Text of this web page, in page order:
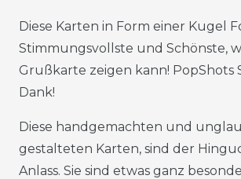
Diese Karten in Form einer Kugel
Stimmungsvollste und Schönste,
Grußkarte zeigen kann! PopShots
Dank!
Diese handgemachten und
gestalteten Karten, sind der
Anlass. Sie sind etwas ganz